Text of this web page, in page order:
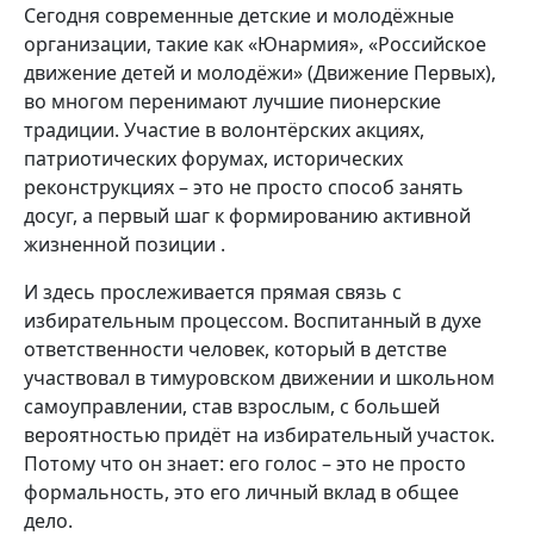
Сегодня современные детские и молодёжные
организации, такие как «Юнармия», «Российское
движение детей и молодёжи» (Движение Первых),
во многом перенимают лучшие пионерские
традиции. Участие в волонтёрских акциях,
патриотических форумах, исторических
реконструкциях – это не просто способ занять
досуг, а первый шаг к формированию активной
жизненной позиции .
И здесь прослеживается прямая связь с
избирательным процессом. Воспитанный в духе
ответственности человек, который в детстве
участвовал в тимуровском движении и школьном
самоуправлении, став взрослым, с большей
вероятностью придёт на избирательный участок.
Потому что он знает: его голос – это не просто
формальность, это его личный вклад в общее
дело.